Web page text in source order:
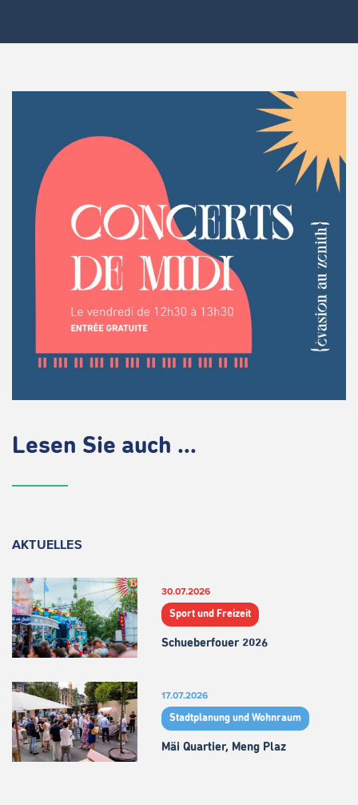
Lesen Sie auch ...
AKTUELLES
30.07.2026
Sport und Freizeit
Schueberfouer 2026
17.07.2026
Stadtplanung und Wohnraum
Mäi Quartier, Meng Plaz